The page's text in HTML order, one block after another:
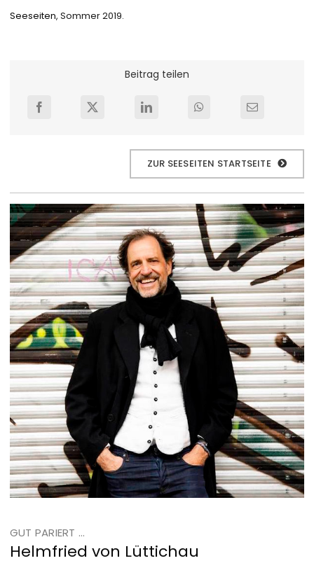
Seeseiten, Sommer 2019.
Beitrag teilen
ZUR SEESEITEN STARTSEITE
GUT PARIERT ...
Helmfried von Lüttichau